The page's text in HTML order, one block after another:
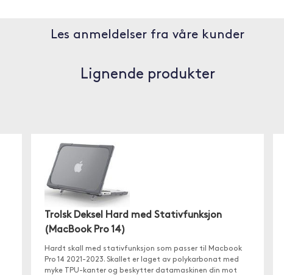
Les anmeldelser fra våre kunder
Lignende produkter
Trolsk Deksel Hard med Stativfunksjon
(MacBook Pro 14)
Hardt skall med stativfunksjon som passer til Macbook
Pro 14 2021-2023. Skallet er laget av polykarbonat med
myke TPU-kanter og beskytter datamaskinen din mot